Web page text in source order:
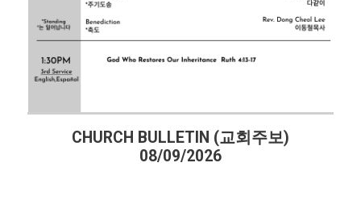
CHURCH BULLETIN (교회주보)
08/09/2026